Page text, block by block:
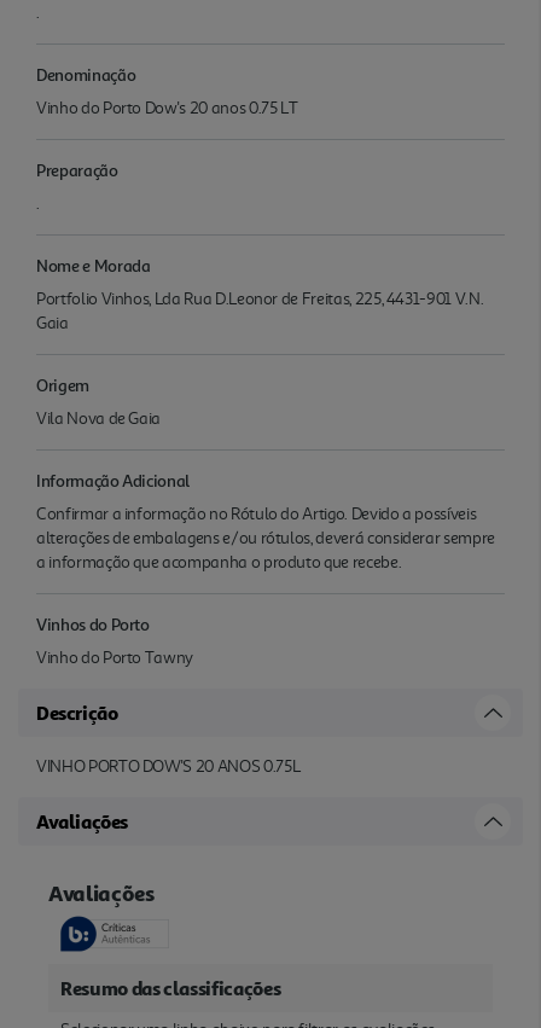
.
Denominação
Vinho do Porto Dow's 20 anos 0.75 LT
Preparação
.
Nome e Morada
Portfolio Vinhos, Lda Rua D.Leonor de Freitas, 225, 4431-901 V.N.
Gaia
Origem
Vila Nova de Gaia
Informação Adicional
Confirmar a informação no Rótulo do Artigo. Devido a possíveis
alterações de embalagens e/ou rótulos, deverá considerar sempre
a informação que acompanha o produto que recebe.
Vinhos do Porto
Vinho do Porto Tawny
Descrição
VINHO PORTO DOW'S 20 ANOS 0.75L
Avaliações